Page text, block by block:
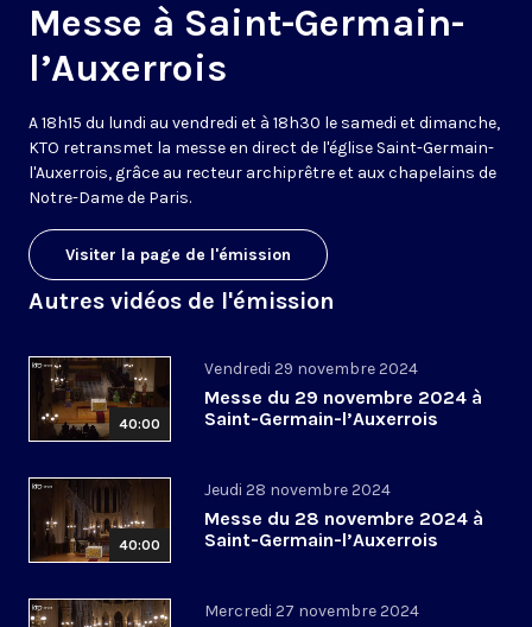
Messe à Saint-Germain-
l’Auxerrois
A 18h15 du lundi au vendredi et à 18h30 le samedi et dimanche,
KTO retransmet la messe en direct de l'église Saint-Germain-
l'Auxerrois, grâce au recteur archiprêtre et aux chapelains de
Notre-Dame de Paris.
Visiter la page de l'émission
Autres vidéos de l'émission
40:00
Vendredi 29 novembre 2024
Messe du 29 novembre 2024 à
Saint-Germain-l’Auxerrois
40:00
Jeudi 28 novembre 2024
Messe du 28 novembre 2024 à
Saint-Germain-l’Auxerrois
Mercredi 27 novembre 2024